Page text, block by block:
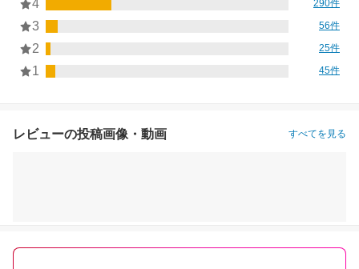
4 290件
3 56件
2 25件
1 45件
レビューの投稿画像・動画 すべてを見る